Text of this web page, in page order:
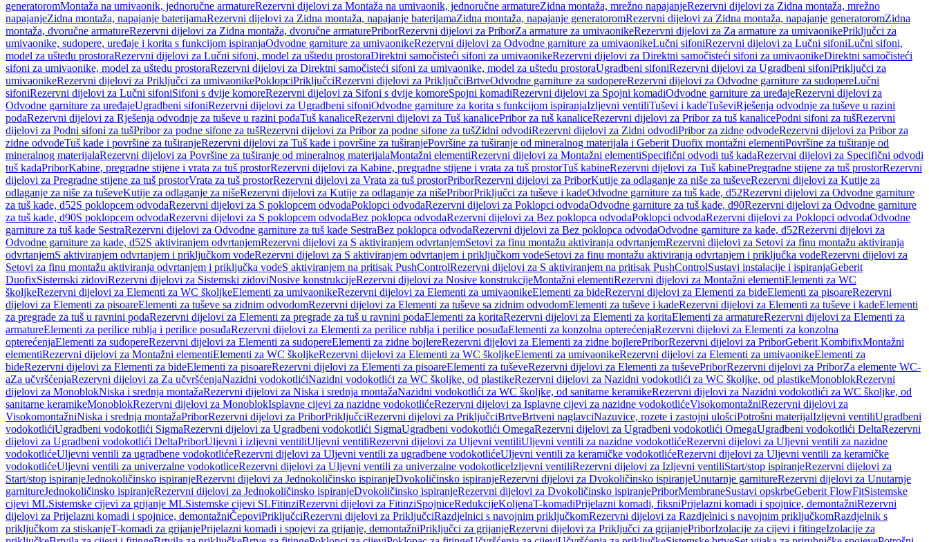
generatoromMontaža na umivaonik, jednoručne armatureRezervni dijelovi za Montaža na umivaonik, jednoručne armatureZidna montaža, mrežno napajanjeRezervni dijelovi za Zidna montaža, mrežno
napajanjeZidna montaža, napajanje baterijamaRezervni dijelovi za Zidna montaža, napajanje baterijamaZidna montaža, napajanje generatoromRezervni dijelovi za Zidna montaža, napajanje generatoromZidna
montaža, dvoručne armatureRezervni dijelovi za Zidna montaža, dvoručne armaturePriborRezervni dijelovi za PriborZa armature za umivaonikeRezervni dijelovi za Za armature za umivaonikePriključci za
umivaonike, sudopere, uređaje i korita s funkcijom ispiranjaOdvodne garniture za umivaonikeRezervni dijelovi za Odvodne garniture za umivaonikeLučni sifoniRezervni dijelovi za Lučni sifoniLučni sifoni,
model za uštedu prostoraRezervni dijelovi za Lučni sifoni, model za uštedu prostoraDirektni samočisteći sifoni za umivaonikeRezervni dijelovi za Direktni samočisteći sifoni za umivaonikeDirektni samočisteći
sifoni za umivaonike, model za uštedu prostoraRezervni dijelovi za Direktni samočisteći sifoni za umivaonike, model za uštedu prostoraUgradbeni sifoniRezervni dijelovi za Ugradbeni sifoniPriključci za
umivaonikeRezervni dijelovi za Priključci za umivaonikePoklopciPriključciRezervni dijelovi za PriključciBrtveOdvodne garniture za sudopereRezervni dijelovi za Odvodne garniture za sudopereLučni
sifoniRezervni dijelovi za Lučni sifoniSifoni s dvije komoreRezervni dijelovi za Sifoni s dvije komoreSpojni komadiRezervni dijelovi za Spojni komadiOdvodne garniture za uređajeRezervni dijelovi za
Odvodne garniture za uređajeUgradbeni sifoniRezervni dijelovi za Ugradbeni sifoniOdvodne garniture za korita s funkcijom ispiranjaIzljevni ventiliTuševi i kadeTuševiRješenja odvodnje za tuševe u razini
podaRezervni dijelovi za Rješenja odvodnje za tuševe u razini podaTuš kanaliceRezervni dijelovi za Tuš kanalicePribor za tuš kanaliceRezervni dijelovi za Pribor za tuš kanalicePodni sifoni za tušRezervni
dijelovi za Podni sifoni za tušPribor za podne sifone za tušRezervni dijelovi za Pribor za podne sifone za tušZidni odvodiRezervni dijelovi za Zidni odvodiPribor za zidne odvodeRezervni dijelovi za Pribor za
zidne odvodeTuš kade i površine za tuširanjeRezervni dijelovi za Tuš kade i površine za tuširanjePovršine za tuširanje od mineralnog materijala i Geberit Duofix montažni elementiPovršine za tuširanje od
mineralnog materijalaRezervni dijelovi za Površine za tuširanje od mineralnog materijalaMontažni elementiRezervni dijelovi za Montažni elementiSpecifični odvodi tuš kadaRezervni dijelovi za Specifični odvodi
tuš kadaPriborKabine, pregradne stijene i vrata za tuš prostorRezervni dijelovi za Kabine, pregradne stijene i vrata za tuš prostorTuš kabineRezervni dijelovi za Tuš kabinePregradne stijene za tuš prostorRezervni
dijelovi za Pregradne stijene za tuš prostorVrata za tuš prostorRezervni dijelovi za Vrata za tuš prostorPriborRezervni dijelovi za PriborKutije za odlaganje za niše za tuševeRezervni dijelovi za Kutije za
odlaganje za niše za tuševeKutije za odlaganje za nišeRezervni dijelovi za Kutije za odlaganje za nišePriborPriključci za tuševe i kadeOdvodne garniture za tuš kade, d52Rezervni dijelovi za Odvodne garniture
za tuš kade, d52S poklopcem odvodaRezervni dijelovi za S poklopcem odvodaPoklopci odvodaRezervni dijelovi za Poklopci odvodaOdvodne garniture za tuš kade, d90Rezervni dijelovi za Odvodne garniture
za tuš kade, d90S poklopcem odvodaRezervni dijelovi za S poklopcem odvodaBez poklopca odvodaRezervni dijelovi za Bez poklopca odvodaPoklopci odvodaRezervni dijelovi za Poklopci odvodaOdvodne
garniture za tuš kade SestraRezervni dijelovi za Odvodne garniture za tuš kade SestraBez poklopca odvodaRezervni dijelovi za Bez poklopca odvodaOdvodne garniture za kade, d52Rezervni dijelovi za
Odvodne garniture za kade, d52S aktiviranjem odvrtanjemRezervni dijelovi za S aktiviranjem odvrtanjemSetovi za finu montažu aktiviranja odvrtanjemRezervni dijelovi za Setovi za finu montažu aktiviranja
odvrtanjemS aktiviranjem odvrtanjem i priključkom vodeRezervni dijelovi za S aktiviranjem odvrtanjem i priključkom vodeSetovi za finu montažu aktiviranja odvrtanjem i priključka vodeRezervni dijelovi za
Setovi za finu montažu aktiviranja odvrtanjem i priključka vodeS aktiviranjem na pritisak PushControlRezervni dijelovi za S aktiviranjem na pritisak PushControlSustavi instalacije i ispiranjaGeberit
DuofixSistemski zidoviRezervni dijelovi za Sistemski zidoviNosive konstrukcijeRezervni dijelovi za Nosive konstrukcijeMontažni elementiRezervni dijelovi za Montažni elementiElementi za WC
školjkeRezervni dijelovi za Elementi za WC školjkeElementi za umivaonikeRezervni dijelovi za Elementi za umivaonikeElementi za bideRezervni dijelovi za Elementi za bideElementi za pisoareRezervni
dijelovi za Elementi za pisoareElementi za tuševe sa zidnim odvodomRezervni dijelovi za Elementi za tuševe sa zidnim odvodomElementi za tuševe i kadeRezervni dijelovi za Elementi za tuševe i kadeElementi
za pregrade za tuš u ravnini podaRezervni dijelovi za Elementi za pregrade za tuš u ravnini podaElementi za koritaRezervni dijelovi za Elementi za koritaElementi za armatureRezervni dijelovi za Elementi za
armatureElementi za perilice rublja i perilice posuđaRezervni dijelovi za Elementi za perilice rublja i perilice posuđaElementi za konzolna opterećenjaRezervni dijelovi za Elementi za konzolna
opterećenjaElementi za sudopereRezervni dijelovi za Elementi za sudopereElementi za zidne bojlereRezervni dijelovi za Elementi za zidne bojlerePriborRezervni dijelovi za PriborGeberit KombifixMontažni
elementiRezervni dijelovi za Montažni elementiElementi za WC školjkeRezervni dijelovi za Elementi za WC školjkeElementi za umivaonikeRezervni dijelovi za Elementi za umivaonikeElementi za
bideRezervni dijelovi za Elementi za bideElementi za pisoareRezervni dijelovi za Elementi za pisoareElementi za tuševeRezervni dijelovi za Elementi za tuševePriborRezervni dijelovi za PriborZa elemente WC-
aZa učvršćenjaRezervni dijelovi za Za učvršćenjaNazidni vodokotlićiNazidni vodokotlići za WC školjke, od plastikeRezervni dijelovi za Nazidni vodokotlići za WC školjke, od plastikeMonoblokRezervni
dijelovi za MonoblokNiska i srednja montažaRezervni dijelovi za Niska i srednja montažaNazidni vodokotlići za WC školjke, od sanitarne keramikeRezervni dijelovi za Nazidni vodokotlići za WC školjke, od
sanitarne keramikeMonoblokRezervni dijelovi za MonoblokIsplavne cijevi za nazidne vodokotlićeRezervni dijelovi za Isplavne cijevi za nazidne vodokotlićeVisokomontažniRezervni dijelovi za
VisokomontažniNiska i srednja montažaPriborRezervni dijelovi za PriborPriključciRezervni dijelovi za PriključciBrtveBrtveni naglavciNazuvice, rozete i zastojni ulošciPotrošni materijalIzljevni ventiliUgradbeni
vodokotlićiUgradbeni vodokotlići SigmaRezervni dijelovi za Ugradbeni vodokotlići SigmaUgradbeni vodokotlići OmegaRezervni dijelovi za Ugradbeni vodokotlići OmegaUgradbeni vodokotlići DeltaRezervni
dijelovi za Ugradbeni vodokotlići DeltaPriborUljevni i izljevni ventiliUljevni ventiliRezervni dijelovi za Uljevni ventiliUljevni ventili za nazidne vodokotlićeRezervni dijelovi za Uljevni ventili za nazidne
vodokotlićeUljevni ventili za ugradbene vodokotlićeRezervni dijelovi za Uljevni ventili za ugradbene vodokotlićeUljevni ventili za keramičke vodokotlićeRezervni dijelovi za Uljevni ventili za keramičke
vodokotlićeUljevni ventili za univerzalne vodokotliceRezervni dijelovi za Uljevni ventili za univerzalne vodokotliceIzljevni ventiliRezervni dijelovi za Izljevni ventiliStart/stop ispiranjeRezervni dijelovi za
Start/stop ispiranjeJednokoličinsko ispiranjeRezervni dijelovi za Jednokoličinsko ispiranjeDvokoličinsko ispiranjeRezervni dijelovi za Dvokoličinsko ispiranjeUnutarnje garnitureRezervni dijelovi za Unutarnje
garnitureJednokoličinsko ispiranjeRezervni dijelovi za Jednokoličinsko ispiranjeDvokoličinsko ispiranjeRezervni dijelovi za Dvokoličinsko ispiranjePriborMembraneSustavi opskrbeGeberit FlowFitSistemske
cijevi MLSistemske cijevi za grijanje MLSistemske cijevi SLFitinziRezervni dijelovi za FitinziSpojniceRedukcijeKoljenaT-komadiPrijelazni komadi, fiksniPrijelazni komadi i spojnice, demontažniRezervni
dijelovi za Prijelazni komadi i spojnice, demontažniČepoviPriključciRezervni dijelovi za PriključciRazdjelnici s navojnim priključkomRezervni dijelovi za Razdjelnici s navojnim priključkomRazdjelnik s
priključkom za stiskanjeT-komadi za grijanjePrijelazni komadi i spojevi za grijanje, demontažniPriključci za grijanjeRezervni dijelovi za Priključci za grijanjePriborIzolacije za cijevi i fitingeIzolacije za